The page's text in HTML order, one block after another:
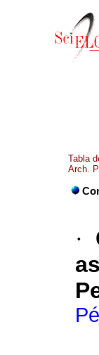
Tabla
Arch.
·